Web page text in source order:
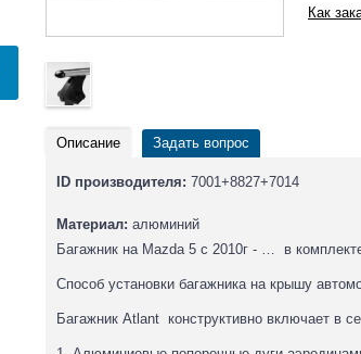
Как
Описание Задать вопрос
ID производителя: 7001+8827+7014
Материал: алюминий
Багажник на Mazda 5 c 2010г - … в
Способ установки багажника на крышу
Багажник Atlant конструктивно включает в